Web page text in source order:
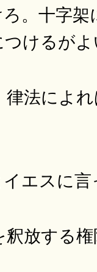
。十字架
けるがよ
法によ
エスに言
放する